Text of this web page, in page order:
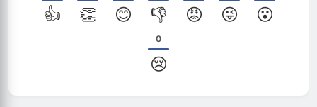
👍 👏 😊 👎 😡 😜 😮
0
😢